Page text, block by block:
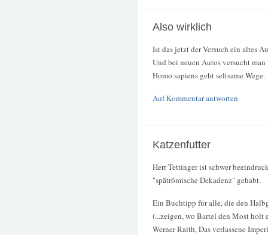
Also wirklich
Ist das jetzt der Versuch ein altes
Und bei neuen Autos versucht
Homo sapiens geht seltsame Wege.
Auf Kommentar antworten
Katzenfutter
Herr Tettinger ist schwer
"spätrömische Dekadenz" gehabt.
Ein Buchtipp für alle, die den
(...zeigen, wo Bartel den Most holt
Werner Raith, Das verlassene